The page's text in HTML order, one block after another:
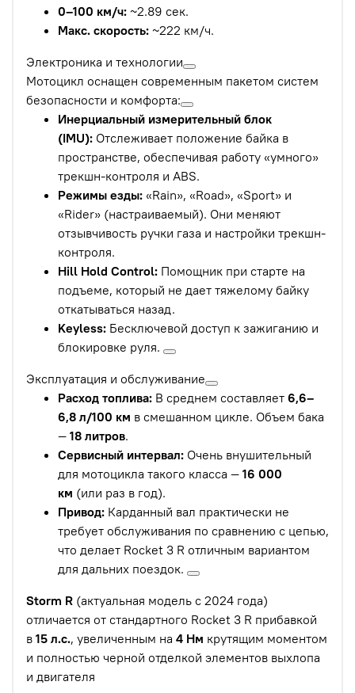
0–100 км/ч: ~2.89 сек.
Макс. скорость: ~222 км/ч.
Электроника и технологии
Мотоцикл оснащен современным пакетом систем
безопасности и комфорта:
Инерциальный измерительный блок
(IMU): Отслеживает положение байка в
пространстве, обеспечивая работу «умного»
трекшн-контроля и ABS.
Режимы езды: «Rain», «Road», «Sport» и
«Rider» (настраиваемый). Они меняют
отзывчивость ручки газа и настройки трекшн-
контроля.
Hill Hold Control: Помощник при старте на
подъеме, который не дает тяжелому байку
откатываться назад.
Keyless: Бесключевой доступ к зажиганию и
блокировке руля.
Эксплуатация и обслуживание
Расход топлива: В среднем составляет 6,6–
6,8 л/100 км в смешанном цикле. Объем бака
— 18 литров.
Сервисный интервал: Очень внушительный
для мотоцикла такого класса — 16 000
км (или раз в год).
Привод: Карданный вал практически не
требует обслуживания по сравнению с цепью,
что делает Rocket 3 R отличным вариантом
для дальних поездок.
Storm R (актуальная модель с 2024 года)
отличается от стандартного Rocket 3 R прибавкой
в 15 л.с., увеличенным на 4 Нм крутящим моментом
и полностью черной отделкой элементов выхлопа
и двигателя